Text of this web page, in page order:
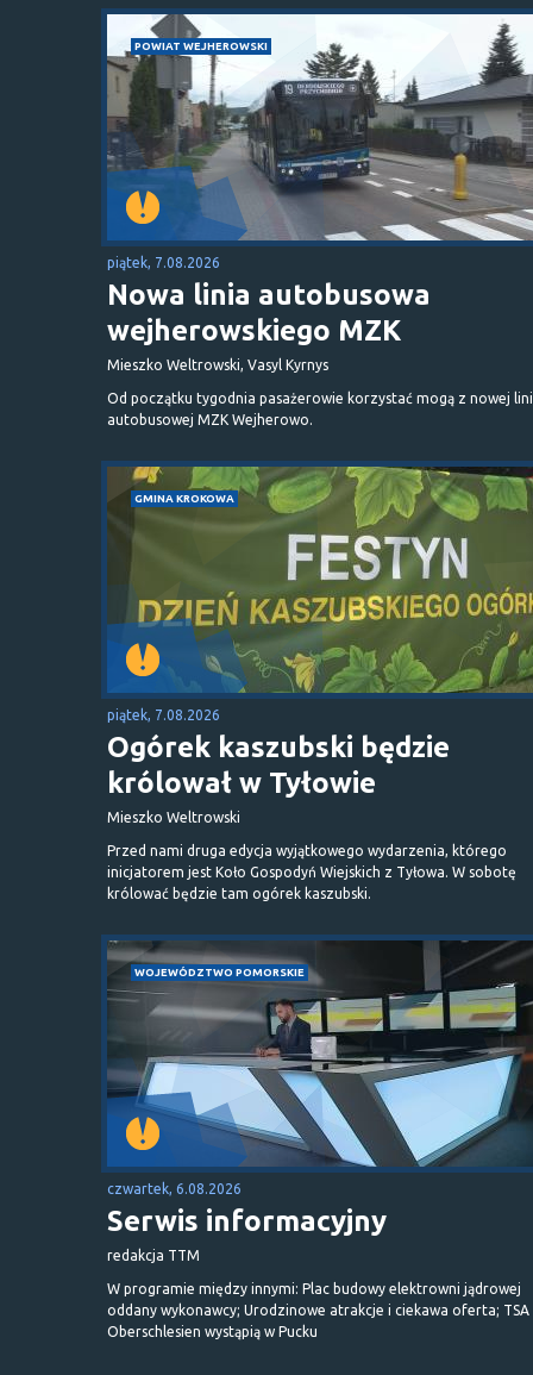
POWIAT WEJHEROWSKI
piątek, 7.08.2026
Nowa linia autobusowa
wejherowskiego MZK
Mieszko Weltrowski, Vasyl Kyrnys
Od początku tygodnia pasażerowie korzystać mogą z nowej
autobusowej MZK Wejherowo.
GMINA KROKOWA
piątek, 7.08.2026
Ogórek kaszubski będzie
królował w Tyłowie
Mieszko Weltrowski
Przed nami druga edycja wyjątkowego wydarzenia, którego
inicjatorem jest Koło Gospodyń Wiejskich z Tyłowa. W sobotę
królować będzie tam ogórek kaszubski.
WOJEWÓDZTWO POMORSKIE
czwartek, 6.08.2026
Serwis informacyjny
redakcja TTM
W programie między innymi: Plac budowy elektrowni jądrowej
oddany wykonawcy; Urodzinowe atrakcje i ciekawa oferta; TSA
Oberschlesien wystąpią w Pucku